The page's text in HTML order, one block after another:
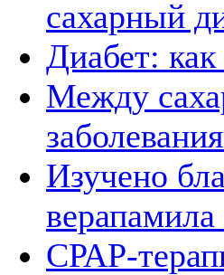
сахарный
Диабет:
Между
Изучено
СРАР-